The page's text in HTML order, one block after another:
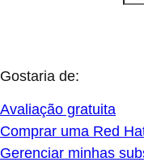
Gostaria de:
Avaliação gratuita
Comprar uma Red
Gerenciar minhas